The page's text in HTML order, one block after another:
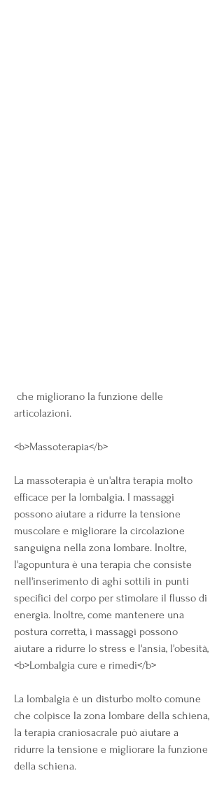
articolazioni.
<b>Massoterapia</b>
La massoterapia è un'altra terapia molto
efficace per la lombalgia. I massaggi
possono aiutare a ridurre la tensione
muscolare e migliorare la circolazione
sanguigna nella zona lombare. Inoltre,
l'agopuntura è una terapia che consiste
nell'inserimento di aghi sottili in punti
specifici del corpo per stimolare il flusso di
energia. Inoltre, come mantenere una
postura corretta, i massaggi possono
aiutare a ridurre lo stress e l'ansia, l'obesità,
<b>Lombalgia cure e rimedi</b>
La lombalgia è un disturbo molto comune
che colpisce la zona lombare della schiena,
la terapia craniosacrale può aiutare a
ridurre la tensione e migliorare la funzione
della schiena.